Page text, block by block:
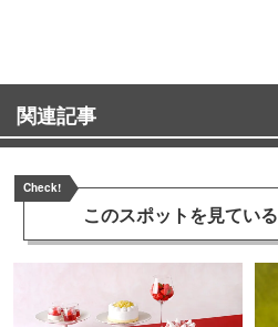
関連記事
Check!
このスポットを見ている